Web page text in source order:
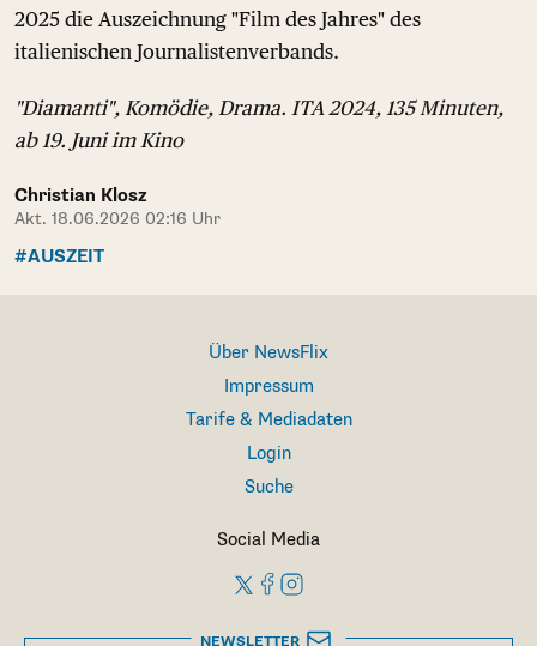
2025 die Auszeichnung "Film des Jahres" des
italienischen Journalistenverbands.
"Diamanti", Komödie, Drama. ITA 2024, 135 Minuten,
ab 19. Juni im Kino
Christian Klosz
Akt. 18.06.2026 02:16 Uhr
#AUSZEIT
Über NewsFlix
Impressum
Tarife & Mediadaten
Login
Suche
Social Media
NEWSLETTER